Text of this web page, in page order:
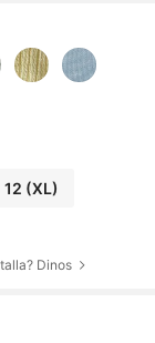
12 (XL)
Dinos